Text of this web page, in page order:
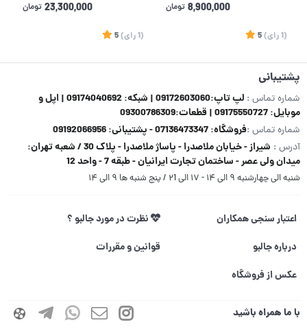
8,900,000 تومان
(1 رای)
5
23,300,000 تومان
(1 رای)
5
پشتیبانی
شماره تماس :
لپ تاپ:09172603060 | شبکه: 09174040692 | اپل و
موبایل: 09175550727 | قطعات:09300786309
شماره تماس :فروشگاه: 07136473347 - پشتیبانی: 09192066956
آدرس :
شیراز - خیابان ملاصدرا - پاساژ ملاصدرا - پلاک 30 / شعبه تهران:
میدان ولی عصر - ساختمان تجارت ایرانیان - طبقه 7 - واحد 12
شنبه الی چهارشنبه ۹ الی ۱۴ - ۱۷ الی ۲1 / پنج شنبه ها ۹ الی ۱۴
اعتبار سنجی همکاران
نظرت در مورد جالبو ؟
درباره جالبو
قوانین و مقررات
عکس از فروشگاه
با ما همراه باشید